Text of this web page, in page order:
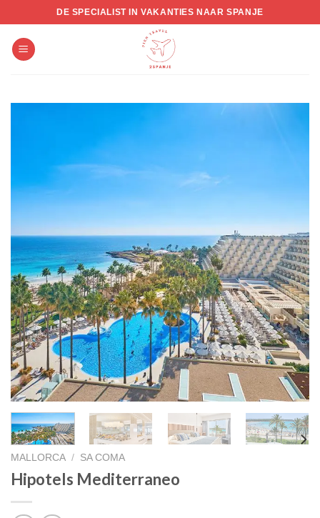
to
content
DE SPECIALIST IN VAKANTIES NAAR SPANJE
MALLORCA / SA COMA
Hipotels Mediterraneo